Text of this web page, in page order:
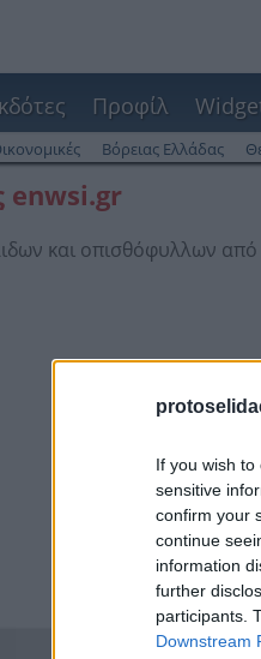
If you wish
sensitive
confirm your
continue
information
further
participants.
Downstream
Προφίλ
Βόρειας Ελλάδας
enwsi.gr
και οπισθόφυλλων